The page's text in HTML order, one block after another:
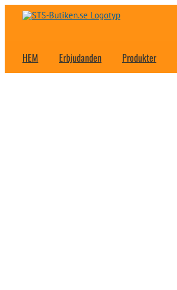
Fortsätt
HEM Erbjudanden Produkter